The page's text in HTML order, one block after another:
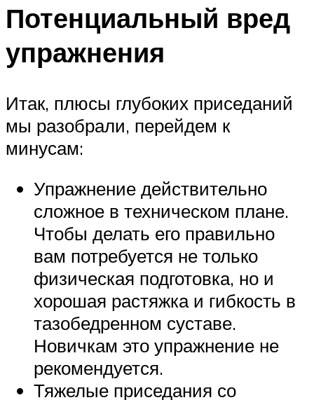
Потенциальный вред
упражнения
Итак, плюсы глубоких приседаний
мы разобрали, перейдем к
минусам:
Упражнение действительно
сложное в техническом плане.
Чтобы делать его правильно
вам потребуется не только
физическая подготовка, но и
хорошая растяжка и гибкость в
тазобедренном суставе.
Новичкам это упражнение не
рекомендуется.
Тяжелые приседания со